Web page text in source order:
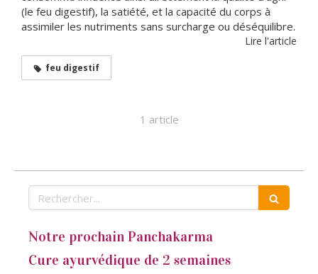
(le feu digestif), la satiété, et la capacité du corps à
assimiler les nutriments sans surcharge ou déséquilibre.
Lire l'article
feu digestif
1 article
Rechercher
Notre prochain Panchakarma
Cure ayurvédique de 2 semaines